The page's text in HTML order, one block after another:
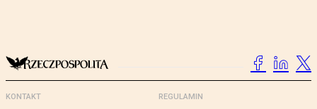
KONTAKT REGULAMIN